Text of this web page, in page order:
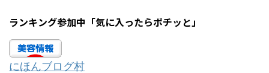
ランキング参加中「気に入ったらポチッと」
にほんブログ村